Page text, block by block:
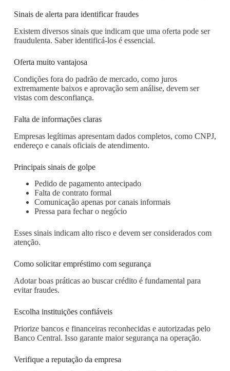
Sinais de alerta para identificar fraudes
Existem diversos sinais que indicam que uma oferta pode ser
fraudulenta. Saber identificá-los é essencial.
Oferta muito vantajosa
Condições fora do padrão de mercado, como juros
extremamente baixos e aprovação sem análise, devem ser
vistas com desconfiança.
Falta de informações claras
Empresas legítimas apresentam dados completos, como CNPJ,
endereço e canais oficiais de atendimento.
Principais sinais de golpe
Pedido de pagamento antecipado
Falta de contrato formal
Comunicação apenas por canais informais
Pressa para fechar o negócio
Esses sinais indicam alto risco e devem ser considerados com
atenção.
Como solicitar empréstimo com segurança
Adotar boas práticas ao buscar crédito é fundamental para
evitar fraudes.
Escolha instituições confiáveis
Priorize bancos e financeiras reconhecidas e autorizadas pelo
Banco Central. Isso garante maior segurança na operação.
Verifique a reputação da empresa